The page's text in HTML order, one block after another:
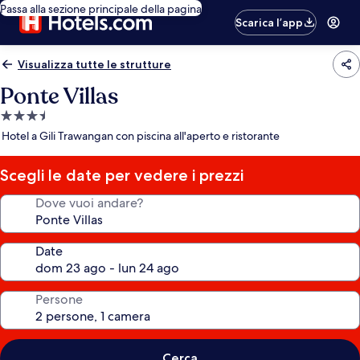
Passa alla sezione principale della pagina
Scarica l’app
Visualizza tutte le strutture
Ponte Villas
Struttura
a
stelle
Hotel a Gili Trawangan con piscina all'aperto e ristorante
Scegli le date per vedere i prezzi
Dove vuoi andare?
Date
Persone